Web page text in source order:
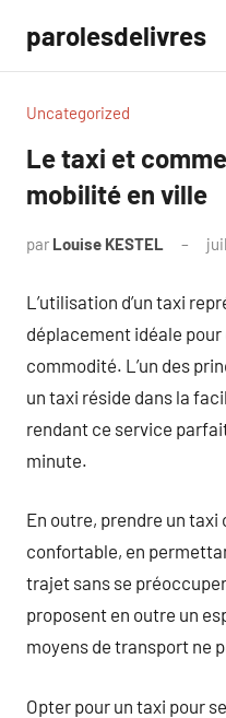
contenu
parolesdelivres
Uncategorized
Le taxi et
mobilité en ville
par Louise KESTEL
L’utilisation d’un taxi
déplacement idéale
commodité. L’un des
un taxi réside dans la
rendant ce service
minute.
En outre, prendre un
confortable, en
trajet sans se
proposent en outre un
moyens de transport ne
Opter pour un taxi pour